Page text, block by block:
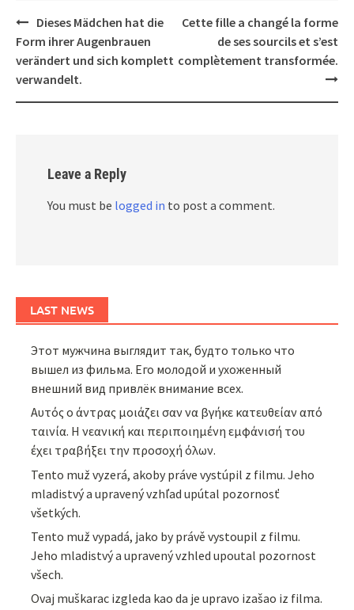
Post
navigation
Dieses Mädchen hat die
Form ihrer Augenbrauen
verändert und sich komplett
verwandelt.
Cette fille a changé la forme
de ses sourcils et s’est
complètement transformée.
Leave a Reply
You must be logged in to post a comment.
LAST NEWS
Этот мужчина выглядит так, будто только что
вышел из фильма. Его молодой и ухоженный
внешний вид привлёк внимание всех.
Αυτός ο άντρας μοιάζει σαν να βγήκε κατευθείαν από
ταινία. Η νεανική και περιποιημένη εμφάνισή του
έχει τραβήξει την προσοχή όλων.
Tento muž vyzerá, akoby práve vystúpil z filmu. Jeho
mladistvý a upravený vzhľad upútal pozornosť
všetkých.
Tento muž vypadá, jako by právě vystoupil z filmu.
Jeho mladistvý a upravený vzhled upoutal pozornost
všech.
Ovaj muškarac izgleda kao da je upravo izašao iz filma.